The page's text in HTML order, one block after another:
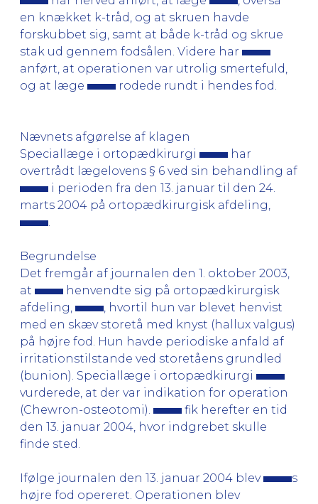
en knækket k-tråd, og at skruen havde
forskubbet sig, samt at både k-tråd og skrue
stak ud gennem fodsålen. Videre har
anført, at operationen var utrolig smertefuld,
og at læge
rodede rundt i hendes fod.
Nævnets afgørelse af klagen
Speciallæge i ortopædkirurgi
har
overtrådt lægelovens § 6 ved sin behandling af
i perioden fra den 13. januar til den 24.
marts 2004 på ortopædkirurgisk afdeling,
Begrundelse
Det fremgår af journalen den 1. oktober 2003,
at
henvendte sig på ortopædkirurgisk
afdeling,
, hvortil hun var blevet henvist
med en skæv storetå med knyst (hallux valgus)
på højre fod. Hun havde periodiske anfald af
irritationstilstande ved storetåens grundled
(bunion). Speciallæge i ortopædkirurgi
vurderede, at der var indikation for operation
(Chewron-osteotomi).
fik herefter en tid
den 13. januar 2004, hvor indgrebet skulle
finde sted.
Ifølge journalen den 13. januar 2004 blev
s
højre fod opereret. Operationen blev